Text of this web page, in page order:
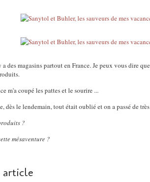
des magasins partout en France. Je peux vous dire
m'a coupé les pattes et le sourire ...
dès le lendemain, tout était oublié et on a passé de
?
mésaventure ?
article